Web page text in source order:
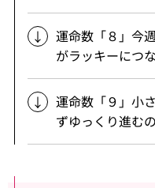
運命数「８」今
がラッキーにつ
運命数「９」小
ずゆっくり進む